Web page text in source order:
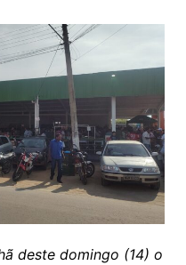
deste domingo (14) o